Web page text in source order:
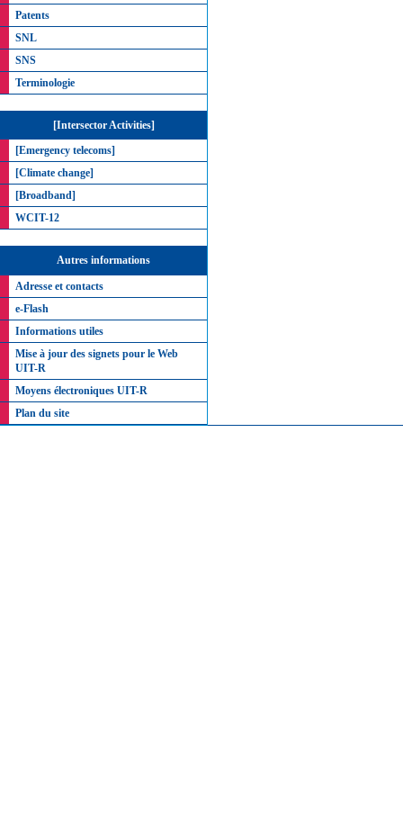
Patents
SNL
SNS
Terminologie
[Intersector Activities]
[Emergency telecoms]
[Climate change]
[Broadband]
WCIT-12
Autres informations
Adresse et contacts
e-Flash
Informations utiles
Mise à jour des signets pour le Web
UIT-R
Moyens électroniques UIT-R
Plan du site